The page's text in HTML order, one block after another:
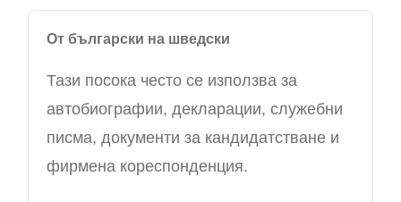
От български на шведски
Тази посока често се използва за
автобиографии, декларации, служебни
писма, документи за кандидатстване и
фирмена кореспонденция.